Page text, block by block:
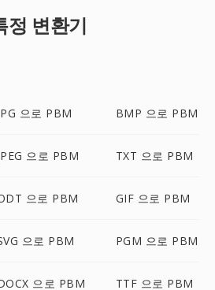
정 변환기
으로 PBM BMP 으로 PBM
으로 PBM TXT 으로 PBM
으로 PBM GIF 으로 PBM
으로 PBM PGM 으로 PBM
으로 PBM TTF 으로 PBM